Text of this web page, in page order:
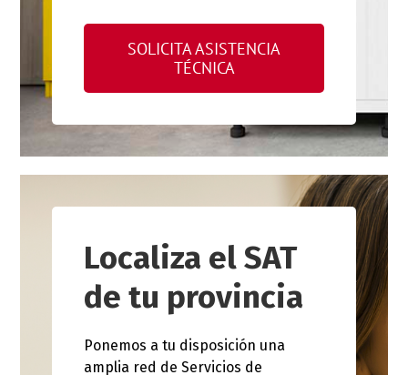
SOLICITA ASISTENCIA
TÉCNICA
Localiza el SAT
de tu provincia
Ponemos a tu disposición una
amplia red de Servicios de